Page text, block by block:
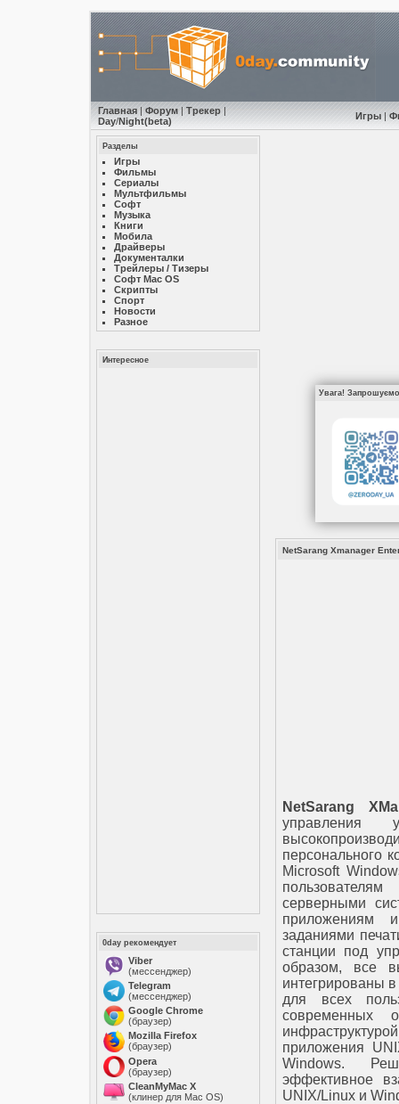
Главная| Форум| Трекер|
Day/Night(beta) Игры|
Разделы
Игры
Фильмы
Сериалы
Мультфильмы
Софт
Музыкa
Книги
Мобила
Драйверы
Документалки
Трейлеры / Тизеры
Софт Mac OS
Скрипты
Спорт
Новости
Разное
Интересное
0day рекомендует
Viber
(мессенджер)
Telegram
(мессенджер)
Google Chrome
(браузер)
Mozilla Firefox
(браузер)
Opera
(браузер)
CleanMyMac X
(клинер для Mac OS)
Увага! Запрошуємо
NetSarang Xmanager
NetSarang
управления
персонального
Microsoft
серверными
приложениям
заданиями
станции под
образом, все
интегрированы
для всех
современных
приложения
Windows.
эффективное
UNIX/Linux и